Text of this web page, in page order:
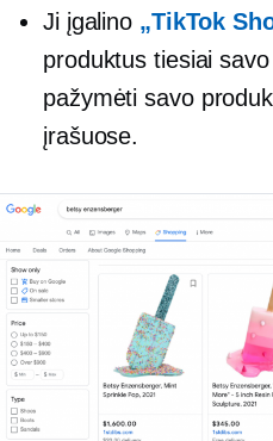
Ji įgalino „TikTok
produktus tiesiai
pažymėti savo
įrašuose.